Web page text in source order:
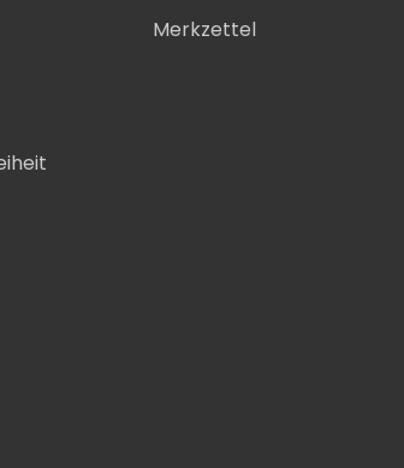
Merkzettel